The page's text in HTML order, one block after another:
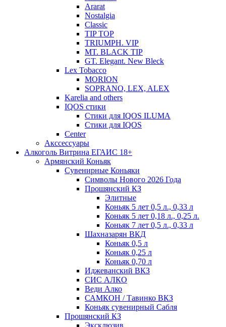
Ararat
Nostalgia
Classic
TIP TOP
TRIUMPH. VIP
MT. BLACK TIP
GT. Elegant. New Bleck
Lex Tobacco
MORION
SOPRANO, LEX, ALEX
Karelia and others
IQOS стики
Стики для IQOS ILUMA
Стики для IQOS
Сenter
Акссессуары
Алкоголь Витрина ЕГАИС 18+
Армянский Коньяк
Сувенирные Коньяки
Символы Нового 2026 Года
Прошянский КЗ
Элитные
Коньяк 5 лет 0,5 л., 0,33 л
Коньяк 5 лет 0,18 л., 0,25 л.
Коньяк 7 лет 0,5 л., 0,33 л
Шахназарян ВКД
Коньяк 0,5 л
Коньяк 0,25 л
Коньяк 0,70 л
Иджеванский ВКЗ
СИС АЛКО
Веди Алко
САМКОН / Тавинко ВКЗ
Коньяк сувенирный Сабля
Прошянский КЗ
Эксклюзив